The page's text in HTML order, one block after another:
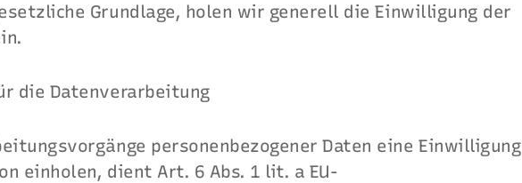
Grundlage, holen wir generell die Einwilligung der
die Datenverarbeitung
personenbezogener Daten eine Einwilligung
einholen, dient Art. 6 Abs. 1 lit. a EU-